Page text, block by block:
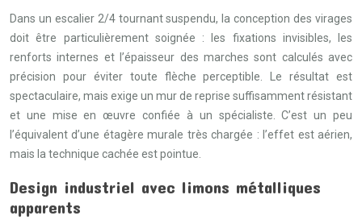
Dans un escalier 2/4 tournant suspendu, la conception des virages
doit être particulièrement soignée : les fixations invisibles, les
renforts internes et l’épaisseur des marches sont calculés avec
précision pour éviter toute flèche perceptible. Le résultat est
spectaculaire, mais exige un mur de reprise suffisamment résistant
et une mise en œuvre confiée à un spécialiste. C’est un peu
l’équivalent d’une étagère murale très chargée : l’effet est aérien,
mais la technique cachée est pointue.
Design industriel avec limons métalliques
apparents